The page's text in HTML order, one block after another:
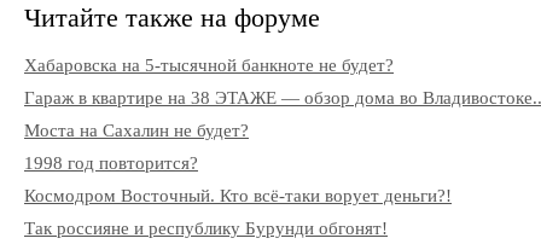
Читайте также на форуме
Хабаровска на 5-тысячной банкноте не будет?
Гараж в квартире на 38 ЭТАЖЕ — обзор дома во
Моста на Сахалин не будет?
1998 год повторится?
Космодром Восточный. Кто всё-таки ворует деньги?!
Так россияне и республику Бурунди обгонят!